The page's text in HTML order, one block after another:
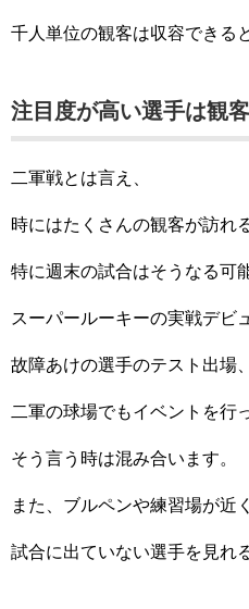
千人単位の観客は収容できる
注目度が高い選手は観
二軍戦とは言え、
時にはたくさんの観客が訪れ
特に週末の試合はそうなる可
スーパールーキーの実戦デビ
故障あけの選手のテスト出場、
二軍の球場でもイベントを行
そう言う時は混み合います。
また、ブルペンや練習場が近
試合に出ていない選手を見れ